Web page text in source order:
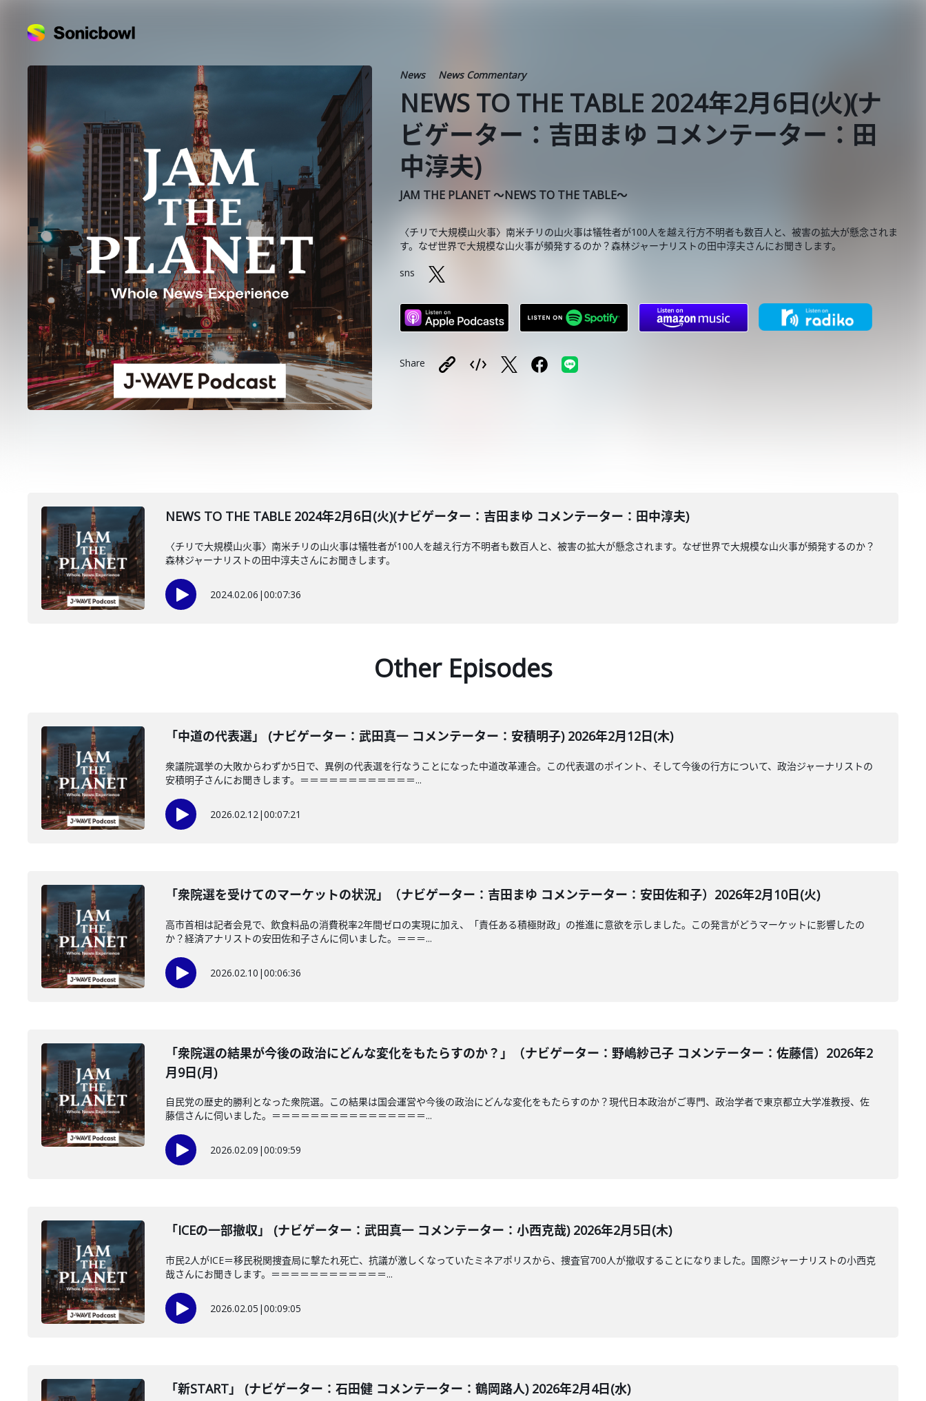
News News Commentary
NEWS TO THE TABLE 2024年2月6日(火)(ナ
ビゲーター：吉田まゆ コメンテーター：田
中淳夫)
JAM THE PLANET ～NEWS TO THE TABLE～
〈チリで大規模山火事〉南米チリの山火事は犠牲者が100人を越え行方不明者も数百人と、被害の拡大が懸念されま
す。なぜ世界で大規模な山火事が頻発するのか？森林ジャーナリストの田中淳夫さんにお聞きします。
sns
Share
NEWS TO THE TABLE 2024年2月6日(火)(ナビゲーター：吉田まゆ コメンテーター：田中淳夫)
〈チリで大規模山火事〉南米チリの山火事は犠牲者が100人を越え行方不明者も数百人と、被害の拡大が懸念されます。なぜ世界で大規模な山火事が頻発するのか？
森林ジャーナリストの田中淳夫さんにお聞きします。
2024.02.06 |00:07:36
Other Episodes
「中道の代表選」 (ナビゲーター：武田真一 コメンテーター：安積明子) 2026年2月12日(木)
衆議院選挙の大敗からわずか5日で、異例の代表選を行なうことになった中道改革連合。この代表選のポイント、そして今後の行方について、政治ジャーナリストの
安積明子さんにお聞きします。＝＝＝＝＝＝＝＝＝＝＝＝...
2026.02.12|00:07:21
「衆院選を受けてのマーケットの状況」（ナビゲーター：吉田まゆ コメンテーター：安田佐和子）2026年2月10日(火)
高市首相は記者会見で、飲食料品の消費税率2年間ゼロの実現に加え、「責任ある積極財政」の推進に意欲を示しました。この発言がどうマーケットに影響したの
か？経済アナリストの安田佐和子さんに伺いました。＝＝＝...
2026.02.10 |00:06:36
「衆院選の結果が今後の政治にどんな変化をもたらすのか？」（ナビゲーター：野嶋紗己子 コメンテーター：佐藤信）2026年2
月9日(月)
自民党の歴史的勝利となった衆院選。この結果は国会運営や今後の政治にどんな変化をもたらすのか？現代日本政治がご専門、政治学者で東京都立大学准教授、佐
藤信さんに伺いました。＝＝＝＝＝＝＝＝＝＝＝＝＝＝＝＝...
2026.02.09 |00:09:59
「ICEの一部撤収」 (ナビゲーター：武田真一 コメンテーター：小西克哉) 2026年2月5日(木)
市民2人がICE＝移民税関捜査局に撃たれ死亡、抗議が激しくなっていたミネアポリスから、捜査官700人が撤収することになりました。国際ジャーナリストの小西克
哉さんにお聞きします。＝＝＝＝＝＝＝＝＝＝＝＝...
2026.02.05 |00:09:05
「新START」 (ナビゲーター：石田健 コメンテーター：鶴岡路人) 2026年2月4日(水)